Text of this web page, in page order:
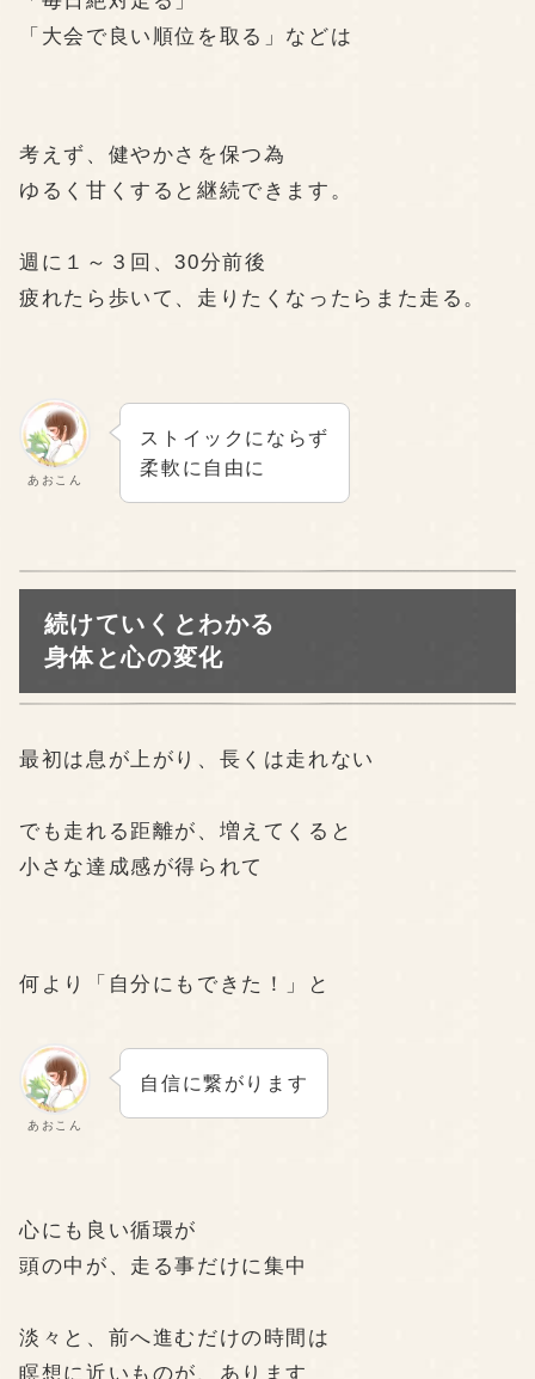
「大会で良い順位を取る」などは
考えず、健やかさを保つ為
ゆるく甘くすると継続できます。
週に１～３回、30分前後
疲れたら歩いて、走りたくなったらまた走る。
あおこん
ストイックにならず
柔軟に自由に
続けていくとわかる
身体と心の変化
最初は息が上がり、長くは走れない
でも走れる距離が、増えてくると
小さな達成感が得られて
何より「自分にもできた！」と
あおこん
自信に繋がります
心にも良い循環が
頭の中が、走る事だけに集中
淡々と、前へ進むだけの時間は
瞑想に近いものが、あります